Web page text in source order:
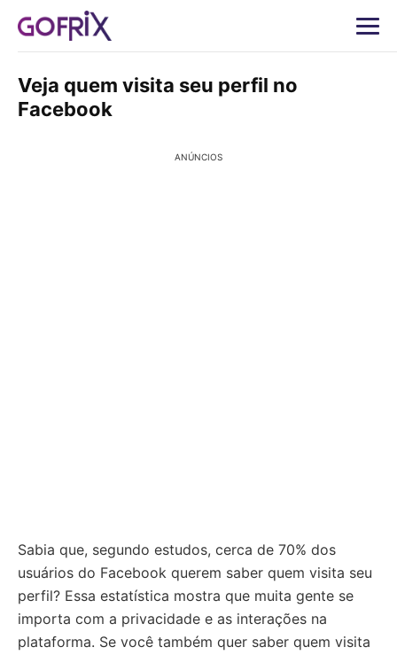
Veja quem visita seu perfil no
Facebook
ANÚNCIOS
Sabia que, segundo estudos, cerca de 70% dos
usuários do Facebook querem saber quem visita seu
perfil? Essa estatística mostra que muita gente se
importa com a privacidade e as interações na
plataforma. Se você também quer saber quem visita